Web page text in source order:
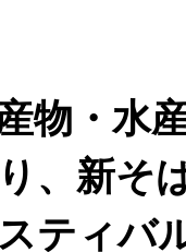
物・水
、新そ
ティバ